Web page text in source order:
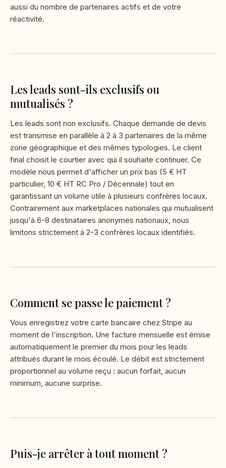
aussi du nombre de partenaires actifs et de votre
réactivité.
Les leads sont-ils exclusifs ou
mutualisés ?
Les leads sont non exclusifs. Chaque demande de devis
est transmise en parallèle à 2 à 3 partenaires de la même
zone géographique et des mêmes typologies. Le client
final choisit le courtier avec qui il souhaite continuer. Ce
modèle nous permet d'afficher un prix bas (5 € HT
particulier, 10 € HT RC Pro / Décennale) tout en
garantissant un volume utile à plusieurs confrères locaux.
Contrairement aux marketplaces nationales qui mutualisent
jusqu'à 6-8 destinataires anonymes nationaux, nous
limitons strictement à 2-3 confrères locaux identifiés.
Comment se passe le paiement ?
Vous enregistrez votre carte bancaire chez Stripe au
moment de l'inscription. Une facture mensuelle est émise
automatiquement le premier du mois pour les leads
attribués durant le mois écoulé. Le débit est strictement
proportionnel au volume reçu : aucun forfait, aucun
minimum, aucune surprise.
Puis-je arrêter à tout moment ?